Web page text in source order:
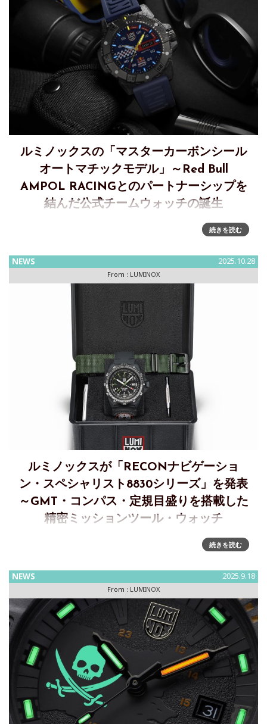
ルミノックスの「マスターカーボンシール
オートマチックモデル」～Red Bull
AMPOL RACINGとのパートナーシップを
結んだ公式チームウォッチの誕生
ルミノックスで人気の「マスターカーボンシールオートマチ
ックモデル」からRed Bull AMPOL RACINGとの公式ウォッチ
ズ」との共同開発から始まったルミノックスは、あらゆる冒
険
続きを読む
NEWS 2025.10.28
From : LUMINOX
ルミノックスが「RECONナビゲーショ
ン・スペシャリスト8830シリーズ」を発表
～GMT・コンパス・定規目盛りを搭載した
精密ミッションツール・ウォッチ
単なる時計ではなく、あらゆるミッションにおける精密ナビ
ゲーションを実現するために設計～ミッションツールGMT・
ルネイビーシールズ、レスキュー隊、そして世界のエリート
冒険家に採用されるスイ
続きを読む
NEWS 2025.9.18
From : LUMINOX